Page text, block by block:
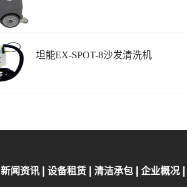
坦能EX-SPOT-8沙发清洗机
新闻资讯 设备租赁 清洁承包 企业概况